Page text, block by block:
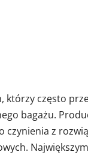
często
bagażu.
czynienia z